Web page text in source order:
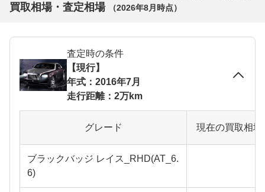
買取相場・査定相場
（2026年8月 時点）
査定時の条件
【現行】
年式：2016年7月
走行距離：2万km
グレード 現在の買取相
ブラックバッジ レイス_RHD(AT_6.
6)